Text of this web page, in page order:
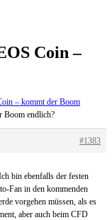
Coin –
– kommt der Boom
Boom endlich?
#1383
bin ebenfalls der festen
Fan in den kommenden
vorgehen müssen, als es
aber auch beim CFD